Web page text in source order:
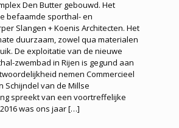
Den Butter gebouwd. Het
befaamde sporthal- en
Slangen + Koenis Architecten. Het
duurzaam, zowel qua materialen
De exploitatie van de nieuwe
zwembad in Rijen is gegund aan
nemen Commercieel
Schijndel van de Millse
spreekt van een voortreffelijke
was ons jaar[…]